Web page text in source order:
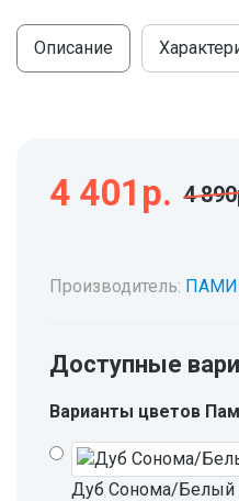
Описание
4 401р. 4
Производитель:
Доступные
Варианты цветов
Дуб Сонома/Белый